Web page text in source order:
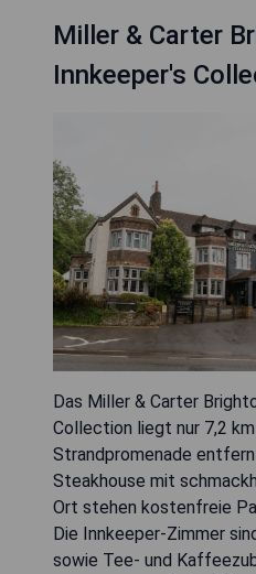
Miller & Carter
Innkeeper's
Das Miller & Carter
Collection liegt nur 7,2
Strandpromenade
Steakhouse mit
Ort stehen kostenfreie
Die Innkeeper-Zimmer
sowie Tee- und